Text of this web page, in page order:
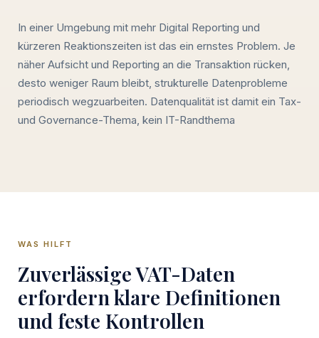
In einer Umgebung mit mehr Digital Reporting und
kürzeren Reaktionszeiten ist das ein ernstes Problem. Je
näher Aufsicht und Reporting an die Transaktion rücken,
desto weniger Raum bleibt, strukturelle Datenprobleme
periodisch wegzuarbeiten. Datenqualität ist damit ein Tax-
und Governance-Thema, kein IT-Randthema
WAS HILFT
Zuverlässige VAT-Daten
erfordern klare Definitionen
und feste Kontrollen